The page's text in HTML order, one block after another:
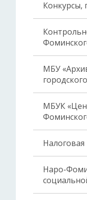
Конкурсы,
МБУ
МБУК
Налоговая
Наро-